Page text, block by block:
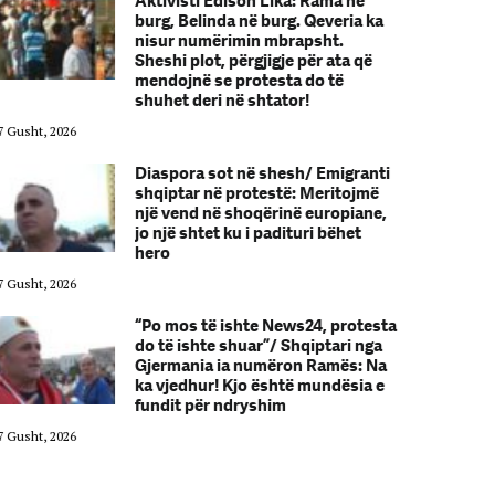
burg, Belinda në burg. Qeveria ka
nisur numërimin mbrapsht.
Sheshi plot, përgjigje për ata që
mendojnë se protesta do të
shuhet deri në shtator!
Gusht, 2026
Diaspora sot në shesh/ Emigranti
shqiptar në protestë: Meritojmë
një vend në shoqërinë europiane,
jo një shtet ku i padituri bëhet
hero
Gusht, 2026
“Po mos të ishte News24, protesta
do të ishte shuar”/ Shqiptari nga
Gjermania ia numëron Ramës: Na
ka vjedhur! Kjo është mundësia e
fundit për ndryshim
Gusht, 2026